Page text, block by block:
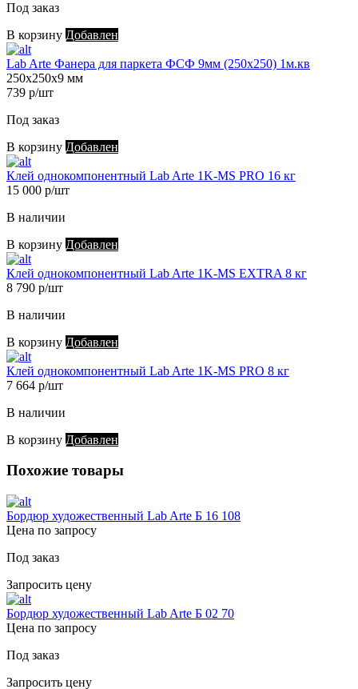
Под заказ
В корзину Добавлен
Lab Arte Фанера для паркета ФСФ 9мм (250х250) 1м.кв
250х250х9 мм
739 р/шт
Под заказ
В корзину Добавлен
Клей однокомпонентный Lab Arte 1K-MS PRO 16 кг
15 000 р/шт
В наличии
В корзину Добавлен
Клей однокомпонентный Lab Arte 1K-MS EXTRA 8 кг
8 790 р/шт
В наличии
В корзину Добавлен
Клей однокомпонентный Lab Arte 1K-MS PRO 8 кг
7 664 р/шт
В наличии
В корзину Добавлен
Похожие товары
Бордюр художественный Lab Arte Б 16 108
Цена по запросу
Под заказ
Запросить цену
Бордюр художественный Lab Arte Б 02 70
Цена по запросу
Под заказ
Запросить цену